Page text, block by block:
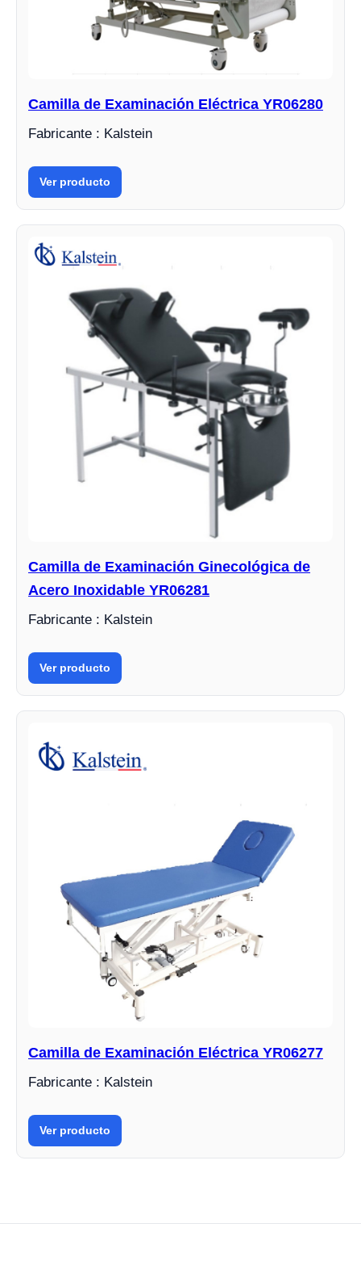
Camilla de Examinación Eléctrica YR06280
Fabricante : Kalstein
Ver producto
Camilla de Examinación Ginecológica de
Acero Inoxidable YR06281
Fabricante : Kalstein
Ver producto
Camilla de Examinación Eléctrica YR06277
Fabricante : Kalstein
Ver producto